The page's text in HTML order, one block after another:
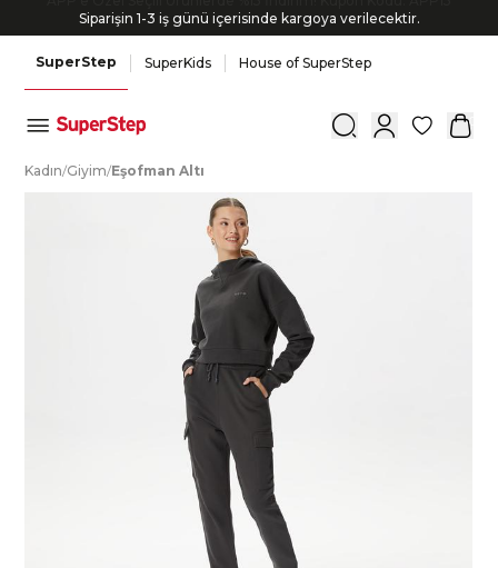
Siparişin 1-3 iş günü içerisinde kargoya verilecektir.
SuperStep SuperKids House of SuperStep
0
Kadın/Giyim/Eşofman A ltı